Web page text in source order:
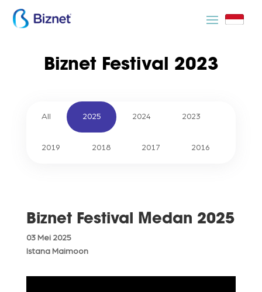
Biznet Festival 2023
All 2025 2024 2023
2019 2018 2017 2016
Biznet Festival Medan 2025
03 Mei 2025
Istana Maimoon